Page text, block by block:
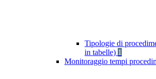
Tipologie di
in tabelle) 1
Monitoraggio tempi